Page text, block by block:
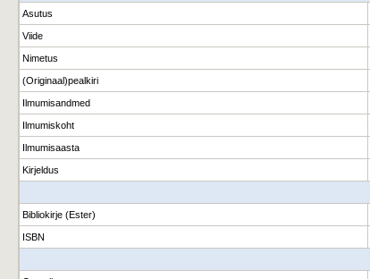
Asutus
Viide
Nimetus
(Originaal)pealkiri
Ilmumisandmed
Ilmumiskoht
Ilmumisaasta
Kirjeldus
Bibliokirje (Ester)
ISBN